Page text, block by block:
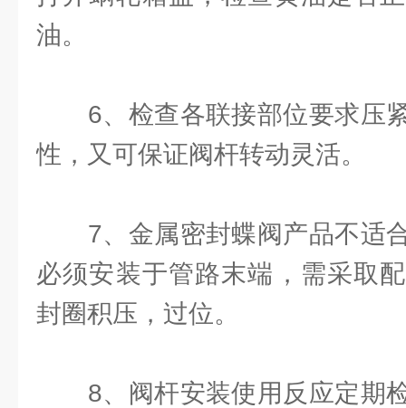
油。
6、检查各联接部位要求压
性，又可保证阀杆转动灵活。
7、金属密封蝶阀产品不适
必须安装于管路末端，需采取
封圈积压，过位。
8、阀杆安装使用反应定期